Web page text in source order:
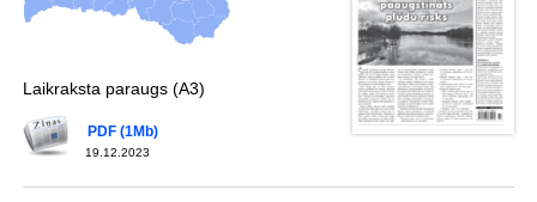
Laikraksta paraugs (A3)
19.12.2023
PDF (1Mb)